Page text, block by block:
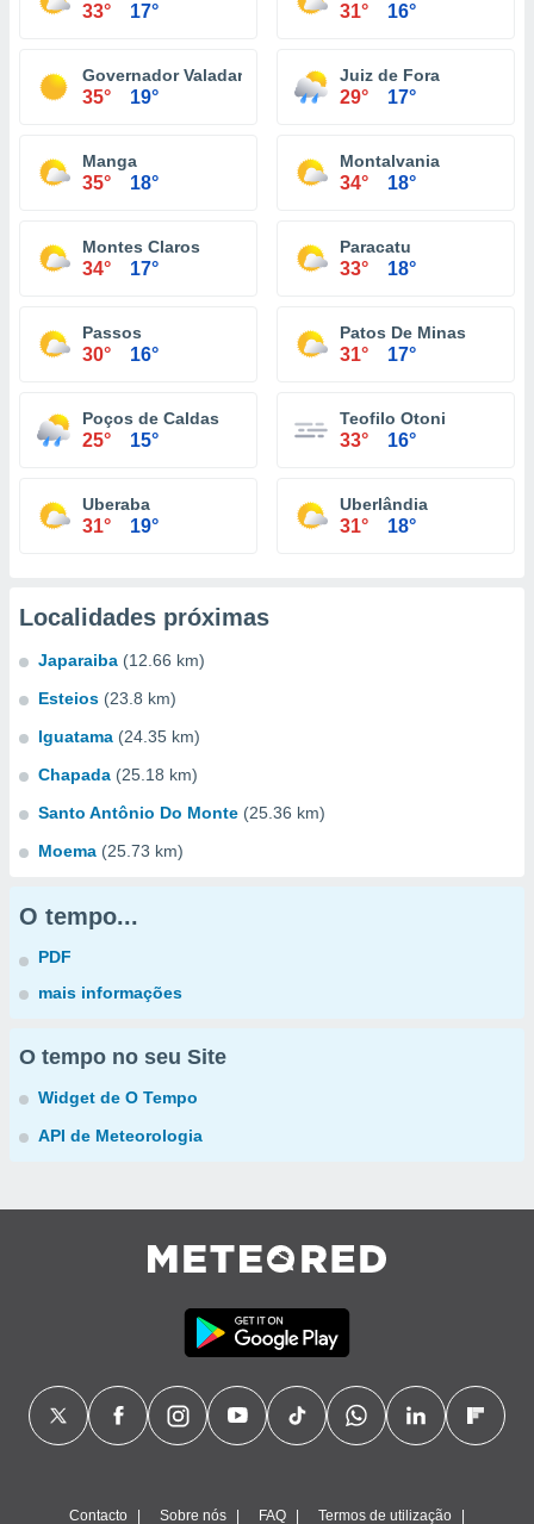
33° 17° 31° 16°
Governador Valadares
35° 19°
Juiz de Fora
29° 17°
Manga
35° 18°
Montalvania
34° 18°
Montes Claros
34° 17°
Paracatu
33° 18°
Passos
30° 16°
Patos De Minas
31° 17°
Poços de Caldas
25° 15°
Teofilo Otoni
33° 16°
Uberaba
31° 19°
Uberlândia
31° 18°
Localidades próximas
Japaraiba (12.66 km)
Esteios (23.8 km)
Iguatama (24.35 km)
Chapada (25.18 km)
Santo Antônio Do Monte (25.36 km)
Moema (25.73 km)
O tempo...
PDF
mais informações
O tempo no seu Site
Widget de O Tempo
API de Meteorologia
Contacto Sobre nós FAQ Termos de utilização